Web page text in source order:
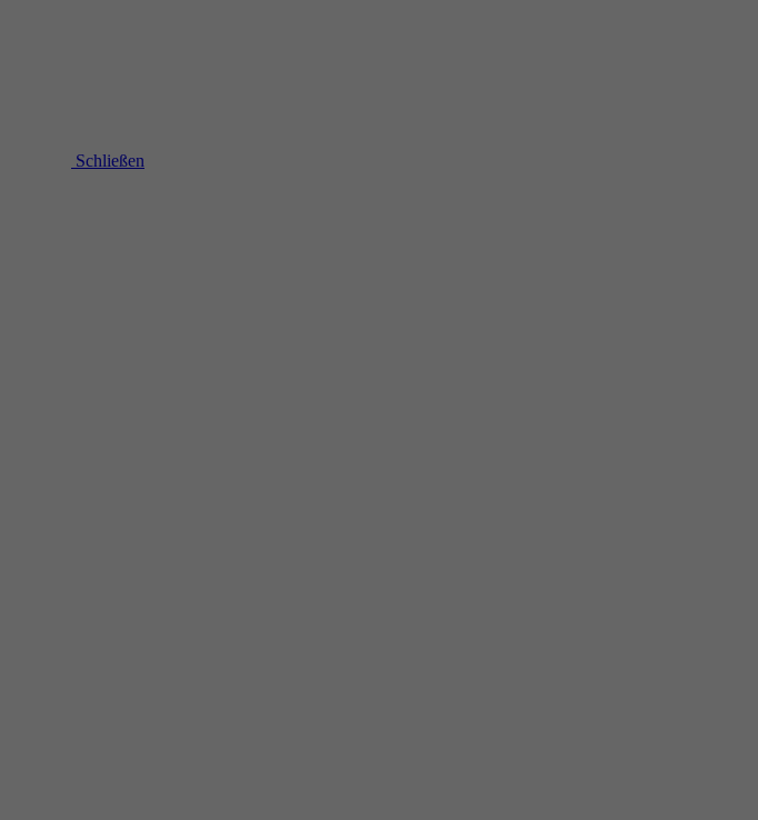
Schließen